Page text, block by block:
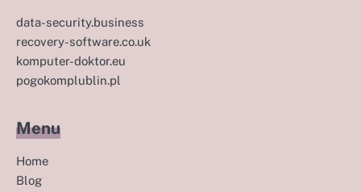
data-security.business
recovery-software.co.uk
komputer-doktor.eu
pogokomplublin.pl
Menu
Home
Blog